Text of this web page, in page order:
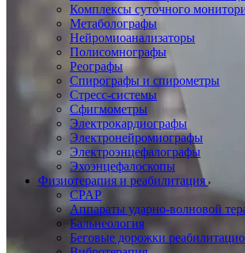
Комплексы суточного
Метаболографы
Нейромиоанализаторы
Полисомнографы
Реографы
Спирографы и спирометры
Стресс-системы
Сфигмометры
Электрокардиографы
Электронейромиографы
Электроэнцефалографы
Эхоэнцефалоскопы
Физиотерапия и реабилитация
CPAP
Аппараты ударно-волновой
Бальнеология
Беговые дорожки